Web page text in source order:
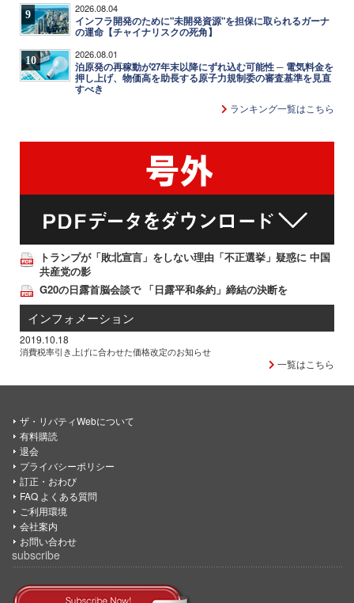
9 2026.08.04
インフラ開発のために"未開発資源"を担保に取られるガーナ
の運命【チャイナリスクの死角】
10 2026.08.01
泊原発の再稼動が27年末以降にずれ込む可能性 ─ 電気料金を
押し上げ、物価高を助長する原子力規制委の審査基準を見直
すべき
ランキング一覧はこちら
トランプが「敗北宣言」をしない理由「不正選挙」疑惑に 中国
共産党の影
G20の日露首脳会談で 「日露平和条約」締結の決断を
インフォメーション
2019.10.18
消費税率引き上げに合わせた価格改定のお知らせ
一覧はこちら
ザ・リバティWebについて
有料購読
退会
プライバシーポリシー
訂正・おわび
FAQ よくある質問
ご利用環境
会社案内
お問い合わせ
subscribe